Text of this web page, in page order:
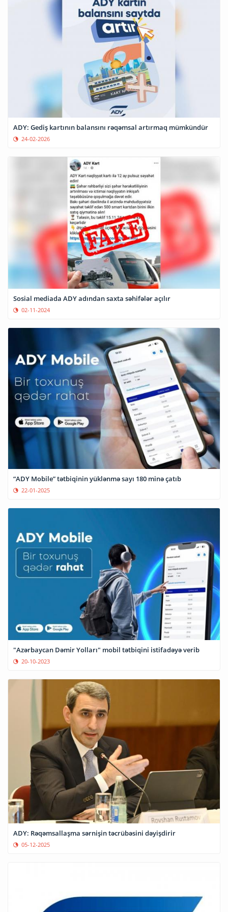
ADY: Gediş kartının balansını rəqəmsal artırmaq mümkündür
24-02-2026
Sosial mediada ADY adından saxta səhifələr açılır
02-11-2024
“ADY Mobile” tətbiqinin yüklənmə sayı 180 minə çatıb
22-01-2025
"Azərbaycan Dəmir Yolları" mobil tətbiqini istifadəyə verib
20-10-2023
ADY: Rəqəmsallaşma sərnişin təcrübəsini dəyişdirir
05-12-2025